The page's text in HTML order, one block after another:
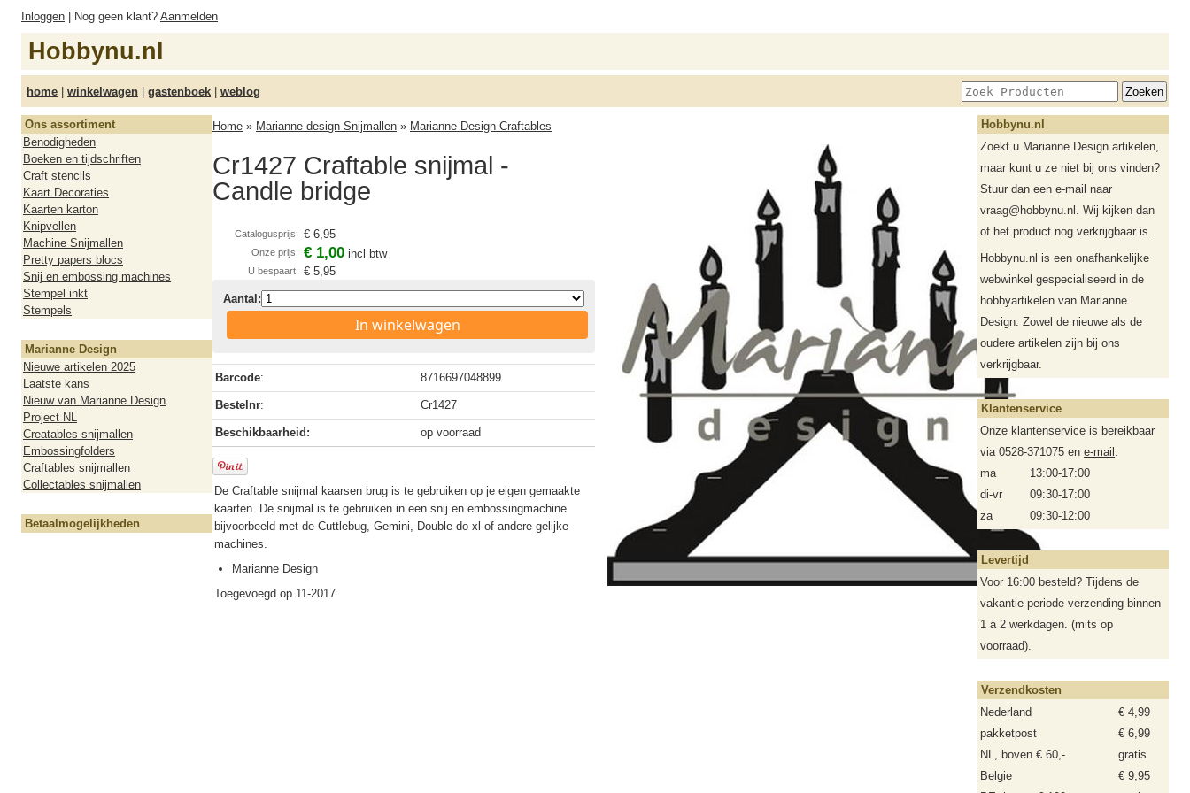
Inloggen | Nog geen klant? Aanmelden
Hobbynu.nl
home | winkelwagen | gastenboek | weblog
Ons assortiment
Benodigheden
Boeken en tijdschriften
Craft stencils
Kaart Decoraties
Kaarten karton
Knipvellen
Machine Snijmallen
Pretty papers blocs
Snij en embossing machines
Stempel inkt
Stempels
Marianne Design
Nieuwe artikelen 2025
Laatste kans
Nieuw van Marianne Design
Project NL
Creatables snijmallen
Embossingfolders
Craftables snijmallen
Collectables snijmallen
Betaalmogelijkheden
Home » Marianne design Snijmallen » Marianne Design Craftables
Cr1427 Craftable snijmal -
Candle bridge
Catalogusprijs: € 6,95
Onze prijs: € 1,00 incl btw
U bespaart: € 5,95
Aantal:
In winkelwagen
Barcode: 8716697048899
Bestelnr: Cr1427
Beschikbaarheid: op voorraad
De Craftable snijmal kaarsen brug is te gebruiken op je eigen gemaakte
kaarten. De snijmal is te gebruiken in een snij en embossingmachine
bijvoorbeeld met de Cuttlebug, Gemini, Double do xl of andere gelijke
machines.
Marianne Design
Toegevoegd op 11-2017
Hobbynu.nl
Zoekt u Marianne Design artikelen,
maar kunt u ze niet bij ons vinden?
Stuur dan een e-mail naar
vraag@hobbynu.nl. Wij kijken dan
of het product nog verkrijgbaar is.
Hobbynu.nl is een onafhankelijke
webwinkel gespecialiseerd in de
hobbyartikelen van Marianne
Design. Zowel de nieuwe als de
oudere artikelen zijn bij ons
verkrijgbaar.
Klantenservice
Onze klantenservice is bereikbaar
via 0528-371075 en e-mail .
ma
13:00-17:00
di-vr
09:30-17:00
za
09:30-12:00
Levertijd
Voor 16:00 besteld? Tijdens de
vakantie periode verzending binnen
1 á 2 werkdagen. (mits op
voorraad).
Verzendkosten
Nederland
€ 4,99
pakketpost
€ 6,99
NL, boven € 60,-
gratis
Belgie
€ 9,95